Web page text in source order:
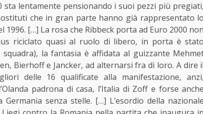
lentamente pensionando i suoi pezzi più pregiati,
che in gran parte hanno già rappresentato lo
[…] La rosa che Ribbeck porta ad Euro 2000 non
riciclato quasi al ruolo di libero, in porta è stato
la fantasia è affidata al guizzante
Bierhoff e Jancker, ad alternarsi fra di loro. A dire il
delle 16 qualificate alla manifestazione, anzi,
padrona di casa, l’Italia di Zoff e forse anche
senza stelle. […] L’esordio della nazionale